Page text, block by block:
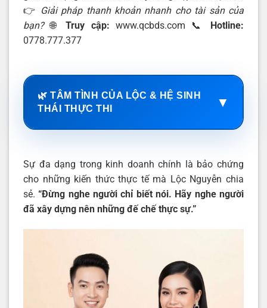
👉
Giải pháp thanh khoản nhanh cho tài sản của
bạn?🌐Truy cập: www.qcbds.com 📞
Hotline:
0778.777.377
🌿 TÂM TÌNH CỦA LỘC & HỆ SINH
THÁI THỰC THI
▼
Sự đa dạng trong kinh doanh chính là bảo chứng
cho những kiến thức thực tế mà Lộc Nguyễn chia
sẻ.“Đừng nghe người chỉ biết nói. Hãy nghe người
đã xây dựng nên những đế chế thực sự.”